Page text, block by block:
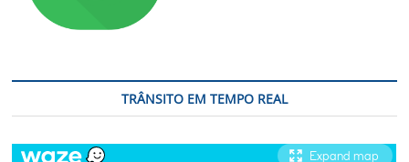
TRÂNSITO EM TEMPO REAL